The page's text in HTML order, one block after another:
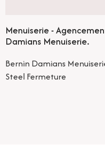
Menuiserie -
Damians Menuiserie.
Bernin Damians
Steel Fermeture